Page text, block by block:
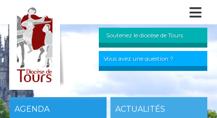
≡
Soutenez le diocèse de Tours
Vous avez une question ?
AGENDA ACTUALITÉS